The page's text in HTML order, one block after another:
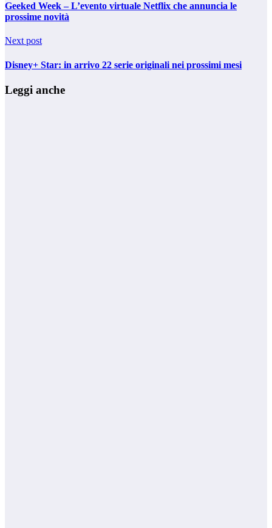
Geeked Week – L’evento virtuale Netflix che annuncia le
prossime novità
Next post
Disney+ Star: in arrivo 22 serie originali nei prossimi mesi
Leggi anche